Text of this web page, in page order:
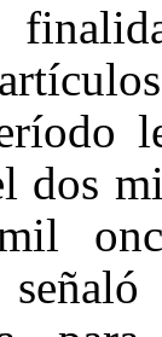
dos